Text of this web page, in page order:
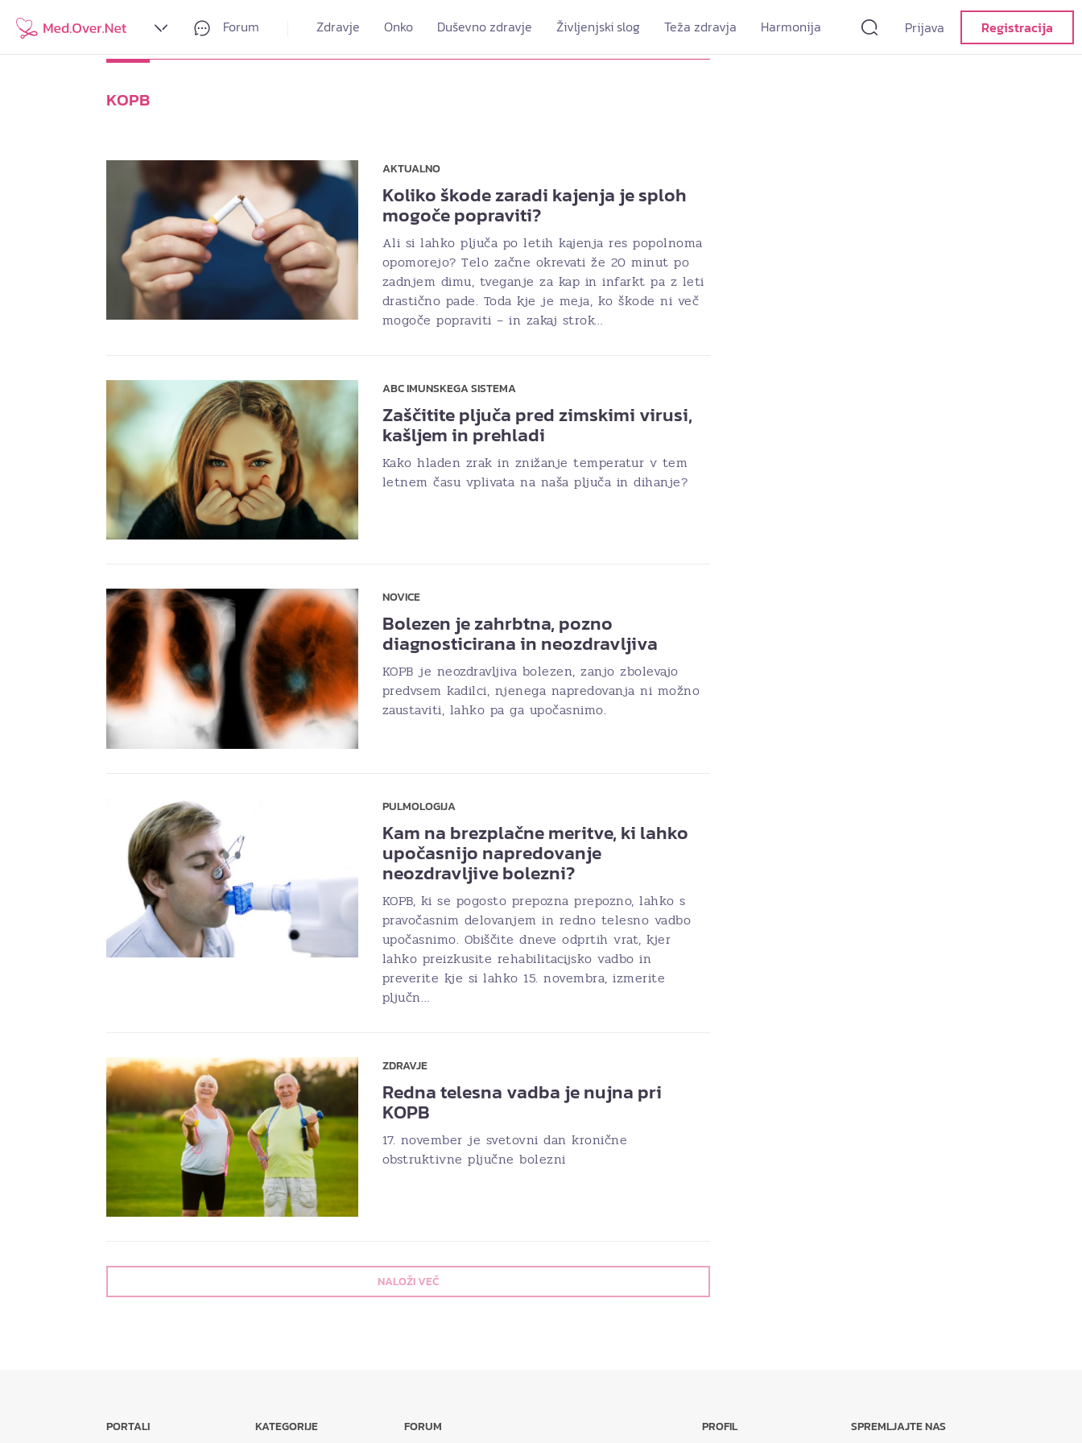
Forum Zdravje Onko Duševno zdravje Življenjski slog Teža zdravja Harmonija Prijava Registracija
KOPB
AKTUALNO
Koliko škode zaradi kajenja je sploh
mogoče popraviti?
Ali si lahko pljuča po letih kajenja res popolnoma
opomorejo? Telo začne okrevati že 20 minut po
zadnjem dimu, tveganje za kap in infarkt pa z leti
drastično pade. Toda kje je meja, ko škode ni več
mogoče popraviti – in zakaj strok…
ABC IMUNSKEGA SISTEMA
Zaščitite pljuča pred zimskimi virusi,
kašljem in prehladi
Kako hladen zrak in znižanje temperatur v tem
letnem času vplivata na naša pljuča in dihanje?
NOVICE
Bolezen je zahrbtna, pozno
diagnosticirana in neozdravljiva
KOPB je neozdravljiva bolezen, zanjo zbolevajo
predvsem kadilci, njenega napredovanja ni možno
zaustaviti, lahko pa ga upočasnimo.
PULMOLOGIJA
Kam na brezplačne meritve, ki lahko
upočasnijo napredovanje
neozdravljive bolezni?
KOPB, ki se pogosto prepozna prepozno, lahko s
pravočasnim delovanjem in redno telesno vadbo
upočasnimo. Obiščite dneve odprtih vrat, kjer
lahko preizkusite rehabilitacijsko vadbo in
preverite kje si lahko 15. novembra, izmerite
pljučn…
ZDRAVJE
Redna telesna vadba je nujna pri
KOPB
17. november je svetovni dan kronične
obstruktivne pljučne bolezni
NALOŽI VEČ
PORTALI KATEGORIJE FORUM PROFIL SPREMLJAJTE NAS